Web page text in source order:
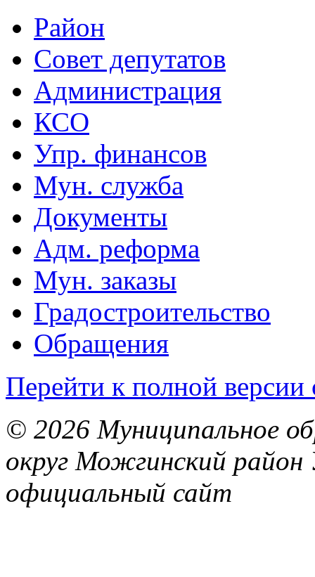
Район
Совет депутатов
Администрация
КСО
Упр. финансов
Мун. служба
Документы
Адм. реформа
Мун. заказы
Градостроительство
Обращения
Перейти к полной версии
© 2026 Муниципальное
округ Можгинский район
официальный сайт